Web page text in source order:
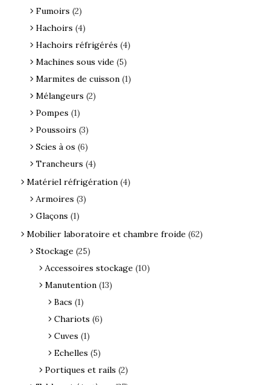
Fumoirs (2)
Hachoirs (4)
Hachoirs réfrigérés (4)
Machines sous vide (5)
Marmites de cuisson (1)
Mélangeurs (2)
Pompes (1)
Poussoirs (3)
Scies à os (6)
Trancheurs (4)
Matériel réfrigération (4)
Armoires (3)
Glaçons (1)
Mobilier laboratoire et chambre froide (62)
Stockage (25)
Accessoires stockage (10)
Manutention (13)
Bacs (1)
Chariots (6)
Cuves (1)
Echelles (5)
Portiques et rails (2)